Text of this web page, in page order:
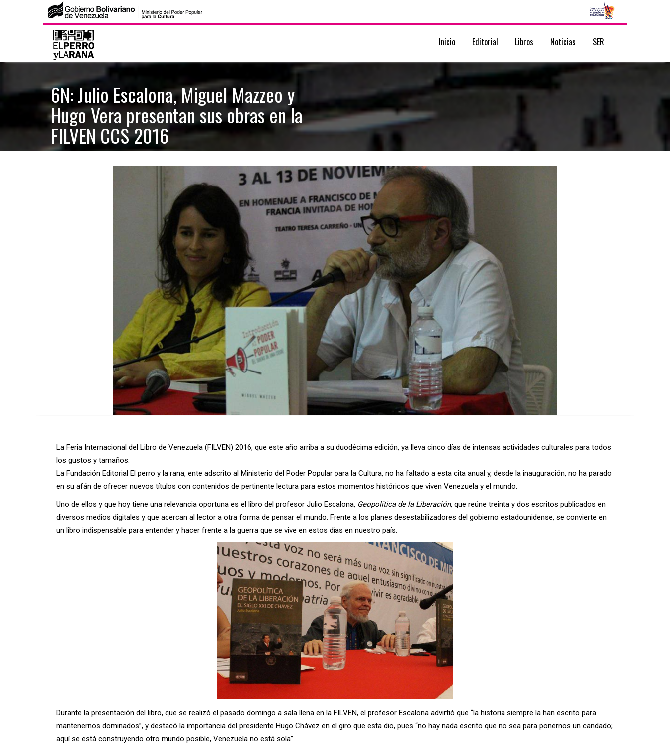
o
Inicio Editorial Libros Noticias SER
6N: Julio Escalona, Miguel Mazzeo y
Hugo Vera presentan sus obras en la
FILVEN CCS 2016
La Feria Internacional del Libro de Venezuela (FILVEN) 2016, que este año arriba a su duodécima edición, ya lleva cinco días de intensas actividades culturales para todos
los gustos y tamaños.
La Fundación Editorial El perro y la rana, ente adscrito al Ministerio del Poder Popular para la Cultura, no ha faltado a esta cita anual y, desde la inauguración, no ha parado
en su afán de ofrecer nuevos títulos con contenidos de pertinente lectura para estos momentos históricos que viven Venezuela y el mundo.
Uno de ellos y que hoy tiene una relevancia oportuna es el libro del profesor Julio Escalona, Geopolítica de la Liberación, que reúne treinta y dos escritos publicados en
diversos medios digitales y que acercan al lector a otra forma de pensar el mundo. Frente a los planes desestabilizadores del gobierno estadounidense, se convierte en
un libro indispensable para entender y hacer frente a la guerra que se vive en estos días en nuestro país.
Durante la presentación del libro, que se realizó el pasado domingo a sala llena en la FILVEN, el profesor Escalona advirtió que “la historia siempre la han escrito para
mantenernos dominados”, y destacó la importancia del presidente Hugo Chávez en el giro que esta dio, pues “no hay nada escrito que no sea para ponernos un candado;
aquí se está construyendo otro mundo posible, Venezuela no está sola”.